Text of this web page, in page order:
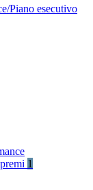
Piano esecutivo
1